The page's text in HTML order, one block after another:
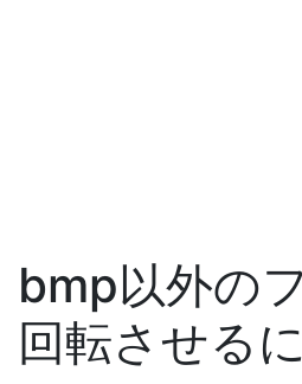
bmp以外の
回転させる